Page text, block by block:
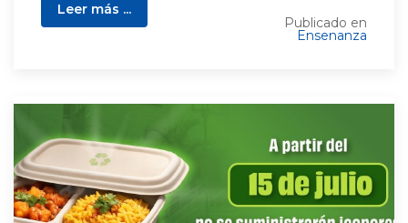
Leer más ...
Publicado en
Ensenanza